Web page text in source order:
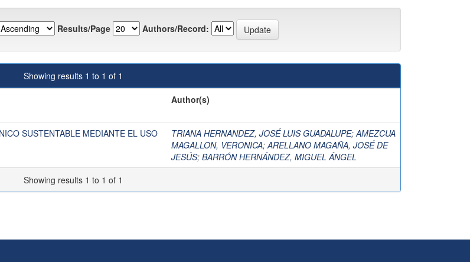
Results/Page Authors/Record:
Showing results 1 to 1 of 1
Author(s)
SUSTENTABLE MEDIANTE EL USO
TRIANA HERNANDEZ, JOSÉ LUIS GUADALUPE;AMEZCUA
MAGALLON, VERONICA;ARELLANO MAGAÑA, JOSÉ DE
JESÚS; BARRÓN HERNÁNDEZ, MIGUEL ÁNGEL
Showing results 1 to 1 of 1